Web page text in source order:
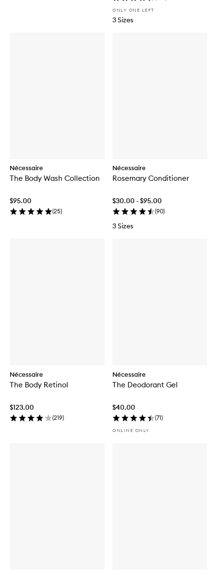
ONLY ONE LEFT
3 Sizes
Nécessaire
The Body Wash Collection
$95.00
(25)
Nécessaire
Rosemary Conditioner
$30.00 - $95.00
(90)
3 Sizes
Nécessaire
The Body Retinol
$123.00
(219)
Nécessaire
The Deodorant Gel
$40.00
(71)
ONLINE ONLY